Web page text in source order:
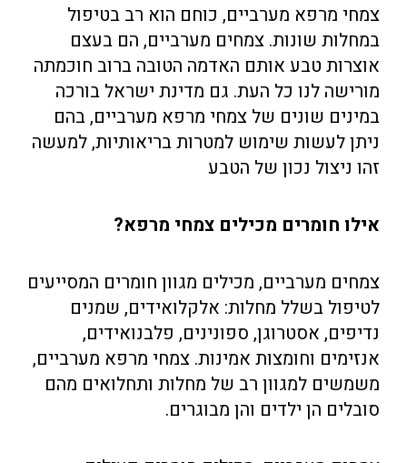
צמחי מרפא מערביים, כוחם הוא רב בטיפול
במחלות שונות. צמחים מערביים, הם בעצם
אוצרות טבע אותם האדמה הטובה ברוב חוכמתה
מורישה לנו כל העת. גם מדינת ישראל בורכה
במינים שונים של צמחי מרפא מערביים, בהם
ניתן לעשות שימוש למטרות בריאותיות, למעשה
זהו ניצול נכון של הטבע
אילו חומרים מכילים צמחי מרפא?
צמחים מערביים, מכילים מגוון חומרים המסייעים
לטיפול בשלל מחלות: אלקלואידים, שמנים
נדיפים, אסטרוגן, ספונינים, פלבנואידים,
אנזימים וחומצות אמינות. צמחי מרפא מערביים,
משמשים למגוון רב של מחלות ותחלואים מהם
סובלים הן ילדים והן מבוגרים.